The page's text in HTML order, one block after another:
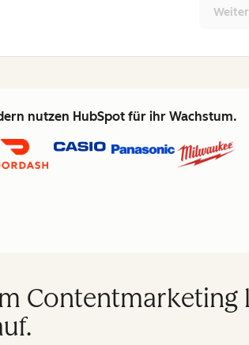
Weiter
nutzen HubSpot für ihr Wachstum.
Contentmarketing